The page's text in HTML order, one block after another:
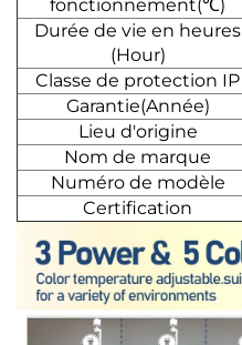
fonctionnement(℃)
Durée de vie en heures
(Hour)
Classe de protection IP
Garantie(Année)
Lieu d'origine
Nom de marque
Numéro de modèle
Certification